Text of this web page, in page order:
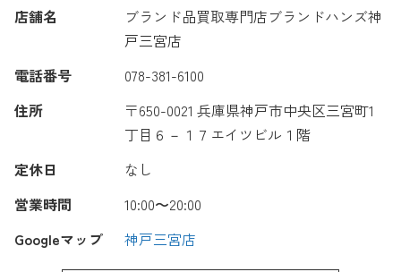
店舗名
ブランド品買取専門店ブランドハンズ神
戸三宮店
電話番号
078-381-6100
住所
〒650-0021 兵庫県神戸市中央区三宮町1
丁目６－１７エイツビル１階
定休日
なし
営業時間
10:00〜20:00
Googleマップ
神戸三宮店